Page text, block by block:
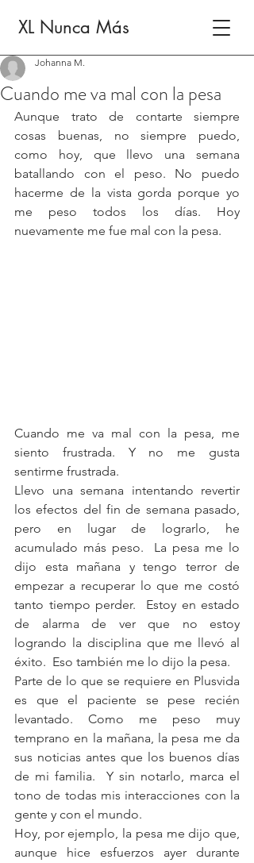
XL Nunca Más
Cuando me va mal con la pesa
Johanna M.
Aunque trato de contarte siempre
cosas buenas, no siempre puedo,
como hoy, que llevo una semana
batallando con el peso. No puedo
hacerme de la vista gorda porque yo
me peso todos los días. Hoy
nuevamente me fue mal con la pesa.
Cuando me va mal con la pesa, me
siento frustrada. Y no me gusta
sentirme frustrada.
Llevo una semana intentando revertir
los efectos del fin de semana pasado,
pero en lugar de lograrlo, he
acumulado más peso.  La pesa me lo
dijo esta mañana y tengo terror de
empezar a recuperar lo que me costó
tanto tiempo perder.  Estoy en estado
de alarma de ver que no estoy
logrando la disciplina que me llevó al
éxito.  Eso también me lo dijo la pesa.
Parte de lo que se requiere en Plusvida
es que el paciente se pese recién
levantado. Como me peso muy
temprano en la mañana, la pesa me da
sus noticias antes que los buenos días
de mi familia.  Y sin notarlo, marca el
tono de todas mis interacciones con la
gente y con el mundo.
Hoy, por ejemplo, la pesa me dijo que,
aunque hice esfuerzos ayer durante